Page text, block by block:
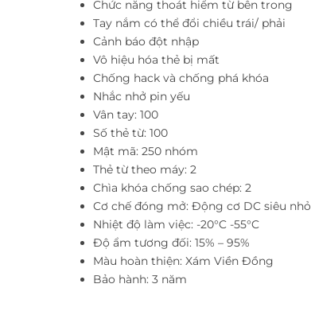
Chức năng thoát hiểm từ bên trong
Tay nắm có thể đổi chiều trái/ phải
Cảnh báo đột nhập
Vô hiệu hóa thẻ bị mất
Chống hack và chống phá khóa
Nhắc nhở pin yếu
Vân tay: 100
Số thẻ từ: 100
Mật mã: 250 nhóm
Thẻ từ theo máy: 2
Chìa khóa chống sao chép: 2
Cơ chế đóng mở: Động cơ DC siêu nhỏ
Nhiệt độ làm việc: -20°C -55°C
Độ ẩm tương đối: 15% – 95%
Màu hoàn thiện: Xám Viền Đồng
Bảo hành: 3 năm